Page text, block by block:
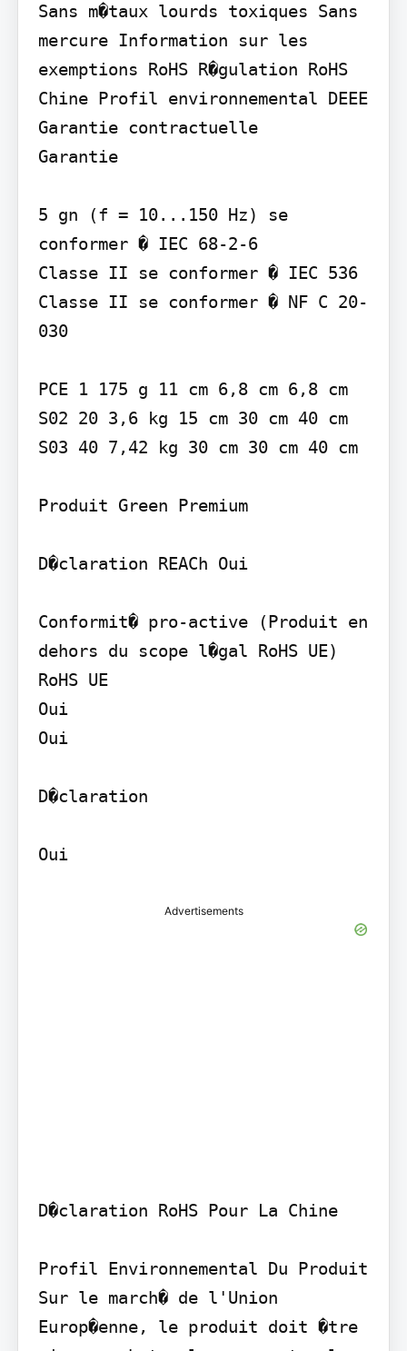
Sans m�taux lourds toxiques Sans
mercure Information sur les
exemptions RoHS R�gulation RoHS
Chine Profil environnemental DEEE
Garantie contractuelle
Garantie
5 gn (f = 10...150 Hz) se
conformer � IEC 68-2-6
Classe II se conformer � IEC 536
Classe II se conformer � NF C 20-
030
PCE 1 175 g 11 cm 6,8 cm 6,8 cm
S02 20 3,6 kg 15 cm 30 cm 40 cm
S03 40 7,42 kg 30 cm 30 cm 40 cm
Produit Green Premium
D�claration REACh Oui
Conformit� pro-active (Produit en
dehors du scope l�gal RoHS UE)
RoHS UE
Oui
Oui
D�claration
Oui
Advertisements
D�claration RoHS Pour La Chine
Profil Environnemental Du Produit
Sur le march� de l'Union
Europ�enne, le produit doit �tre